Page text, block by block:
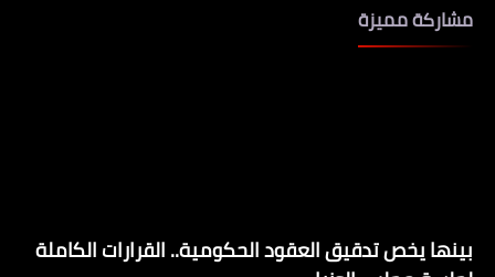
مشاركة مميزة
بينها يخص تدقيق العقود الحكومية.. القرارات الكاملة